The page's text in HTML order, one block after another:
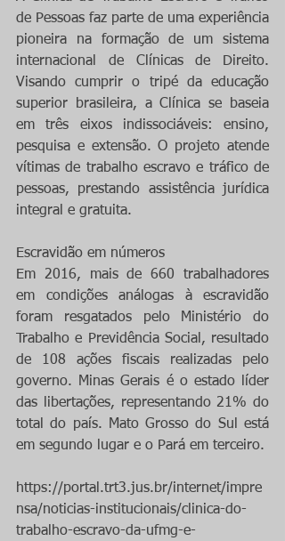
de Pessoas faz parte de uma experiência
pioneira na formação de um sistema
internacional de Clínicas de Direito.
Visando cumprir o tripé da educação
superior brasileira, a Clínica se baseia
em três eixos indissociáveis: ensino,
pesquisa e extensão. O projeto atende
vítimas de trabalho escravo e tráfico de
pessoas, prestando assistência jurídica
integral e gratuita.
Escravidão em números
Em 2016, mais de 660 trabalhadores
em condições análogas à escravidão
foram resgatados pelo Ministério do
Trabalho e Previdência Social, resultado
de 108 ações fiscais realizadas pelo
governo. Minas Gerais é o estado líder
das libertações, representando 21% do
total do país. Mato Grosso do Sul está
em segundo lugar e o Pará em terceiro.
https://portal.trt3.jus.br/internet/impre
nsa/noticias-institucionais/clinica-do-
trabalho-escravo-da-ufmg-e-